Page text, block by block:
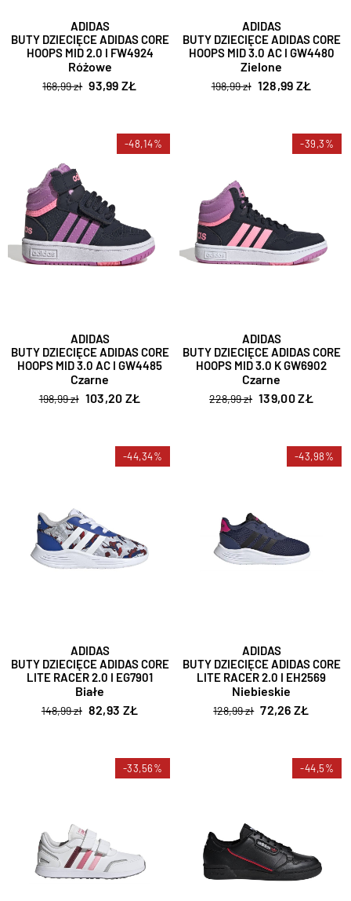
ADIDAS
BUTY DZIECIĘCE ADIDAS CORE
HOOPS MID 2.0 I FW4924
Różowe
168,99 zł 93,99 ZŁ
ADIDAS
BUTY DZIECIĘCE ADIDAS CORE
HOOPS MID 3.0 AC I GW4480
Zielone
198,99 zł 128,99 ZŁ
-48,14%
ADIDAS
BUTY DZIECIĘCE ADIDAS CORE
HOOPS MID 3.0 AC I GW4485
Czarne
198,99 zł 103,20 ZŁ
-39,3%
ADIDAS
BUTY DZIECIĘCE ADIDAS CORE
HOOPS MID 3.0 K GW6902
Czarne
228,99 zł 139,00 ZŁ
-44,34%
ADIDAS
BUTY DZIECIĘCE ADIDAS CORE
LITE RACER 2.0 I EG7901
Białe
148,99 zł 82,93 ZŁ
-43,98%
ADIDAS
BUTY DZIECIĘCE ADIDAS CORE
LITE RACER 2.0 I EH2569
Niebieskie
128,99 zł 72,26 ZŁ
-33,56% -44,5%